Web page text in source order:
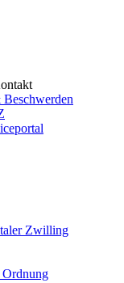
Zwilling
Ordnung